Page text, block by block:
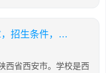
西安铁道职业学校2026年招生简章，招生条件，收费标准
西省西安市。学校是西